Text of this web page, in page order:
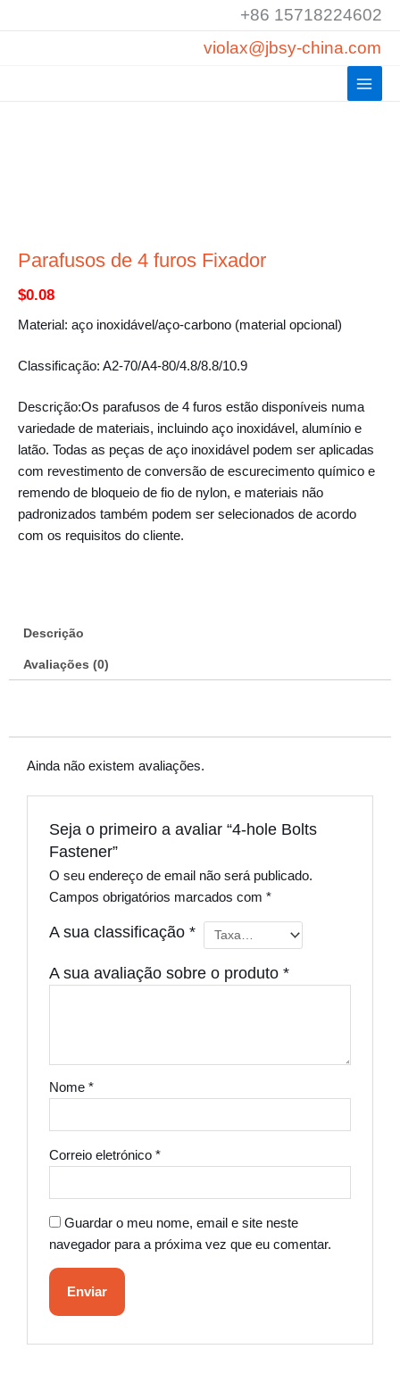
+86 15718224602
violax@jbsy-china.com
Parafusos de 4 furos Fixador
$0.08
Material: aço inoxidável/aço-carbono (material opcional)
Classificação: A2-70/A4-80/4.8/8.8/10.9
Descrição:Os parafusos de 4 furos estão disponíveis numa
variedade de materiais, incluindo aço inoxidável, alumínio e
latão. Todas as peças de aço inoxidável podem ser aplicadas
com revestimento de conversão de escurecimento químico e
remendo de bloqueio de fio de nylon, e materiais não
padronizados também podem ser selecionados de acordo
com os requisitos do cliente.
Descrição
Avaliações (0)
Ainda não existem avaliações.
Seja o primeiro a avaliar “4-hole Bolts
Fastener”
O seu endereço de email não será publicado.
Campos obrigatórios marcados com*
A sua classificação*
A sua avaliação sobre o produto*
Nome*
Correio eletrónico*
Guardar o meu nome, email e site neste
navegador para a próxima vez que eu comentar.